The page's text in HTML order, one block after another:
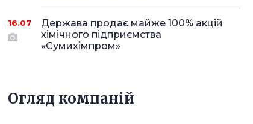
16.07
Держава продає майже 100% акцій
хімічного підприємства
«Сумихімпром»
Огляд компаній